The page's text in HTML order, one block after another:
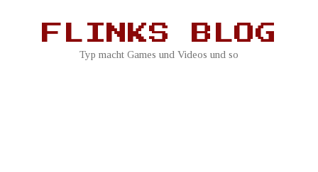
FLINKS BLOG
Typ macht Games und Videos und so